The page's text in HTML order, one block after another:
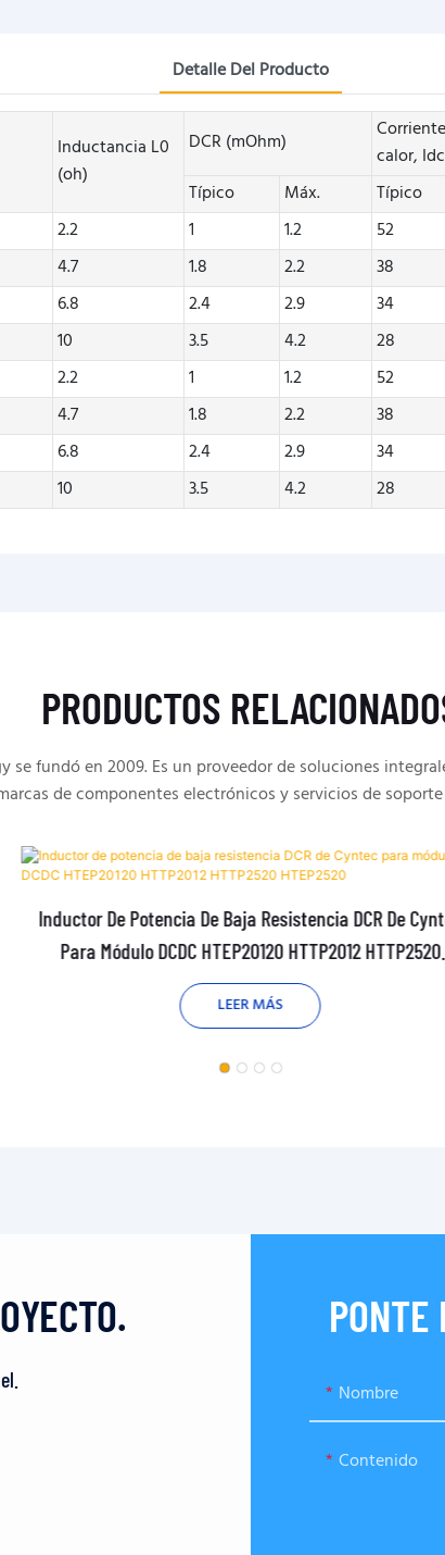
Detalle Del Producto
Inductancia L0
(oh)
DCR (mOhm)
calor,
Típico
Máx. Típico
2.2 1 1.2 52
4.7 1.8 2.2 38
6.8 2.4 2.9 34
10 3.5 4.2 28
2.2 1 1.2 52
4.7 1.8 2.2 38
6.8 2.4 2.9 34
10 3.5 4.2 28
PRODUCTOS
se fundó en 2009. Es un proveedor de soluciones
de componentes electrónicos y servicios de
Inductor De Potencia De Baja Resistencia DCR De
Para Módulo DCDC HTEP20120 HTTP2012 HTTP2520
HTEP2520
LEER MÁS
PONTE
Nombre
Contenido